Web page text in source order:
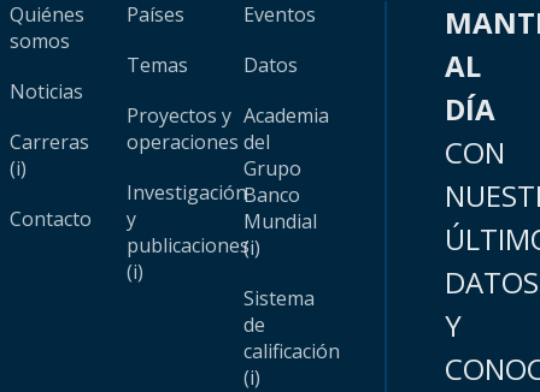
Quiénes
somos
Noticias
Carreras
(i)
Contacto
Países
Temas
Proyectos y
operaciones
Investigación
y
publicaciones
(i)
Eventos
Datos
Academia
del
Grupo
Banco
Mundial
(i)
Sistema
de
calificación
(i)
AL
DÍA
CON
DATOS
Y